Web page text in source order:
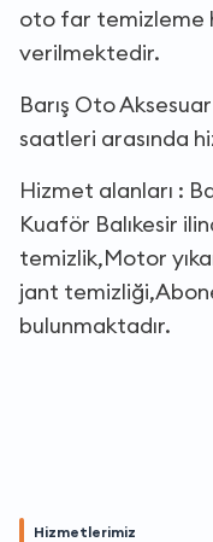
oto far temizleme
verilmektedir.
Barış Oto
saatleri arasında
Hizmet alanları :
Kuaför Balıkesir
temizlik,Motor
jant
bulunmaktadır.
Hizmetlerimiz